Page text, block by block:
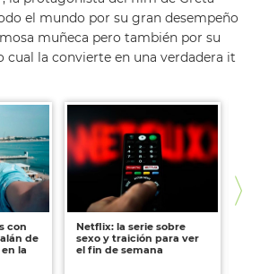
el mundo por su gran desempeño
muñeca pero también por su
cual la convierte en una verdadera it
con
de
la
Netflix: la serie sobre
sexo y traición para ver
el fin de semana